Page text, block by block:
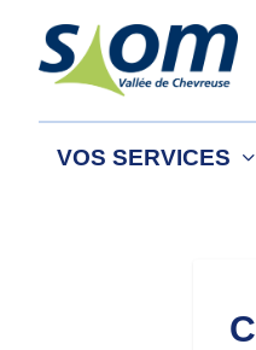
VOS SERVICES